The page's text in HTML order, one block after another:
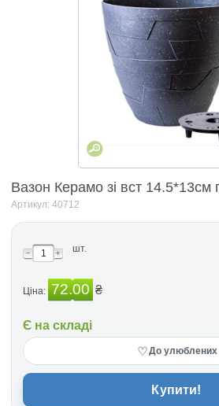
Вазон Керамо зi вст 14.5*13см
Артикул: 40712
шт.
Ціна: 72.00 ₴
Є на складі
♡До улюблених
Купити!